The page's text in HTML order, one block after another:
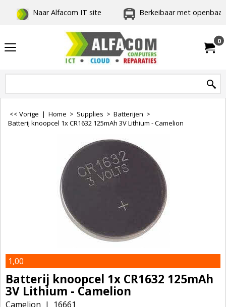
Naar Alfacom IT site Berkeibaar met
0
<< Vorige | Home > Supplies > Batterijen >
Batterij knoopcel 1x CR1632 125mAh 3V Lithium - Camelion
1,00
Batterij knoopcel 1x CR1632 125mAh
3V Lithium - Camelion
Camelion 16661